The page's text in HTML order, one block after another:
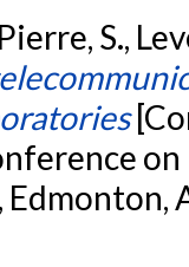
S.,
Edmonton,